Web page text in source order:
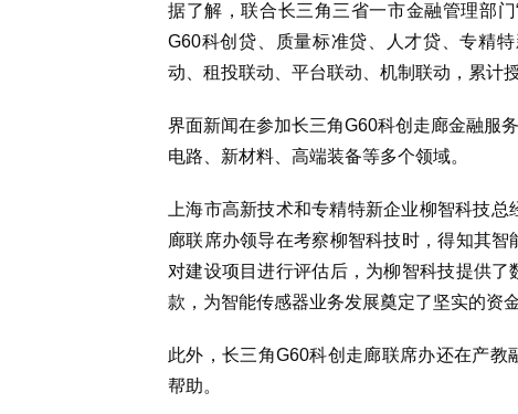
据了解，联合长三角三省一市金融管理部
G60科创贷、质量标准贷、人才贷、专精
动、租投联动、平台联动、机制联动，累计
界面新闻在参加长三角G60科创走廊金融服
电路、新材料、高端装备等多个领域。
上海市高新技术和专精特新企业柳智科技
廊联席办领导在考察柳智科技时，得知其
对建设项目进行评估后，为柳智科技提供
款，为智能传感器业务发展奠定了坚实的资金
此外，长三角G60科创走廊联席办还在产
帮助。